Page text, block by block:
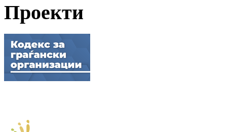
Проекти